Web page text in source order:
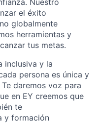
Nuestro
el éxito
globalmente
herramientas y
tus metas.
inclusiva y la
persona es única y
daremos voz para
en EY creemos que
te
y formación